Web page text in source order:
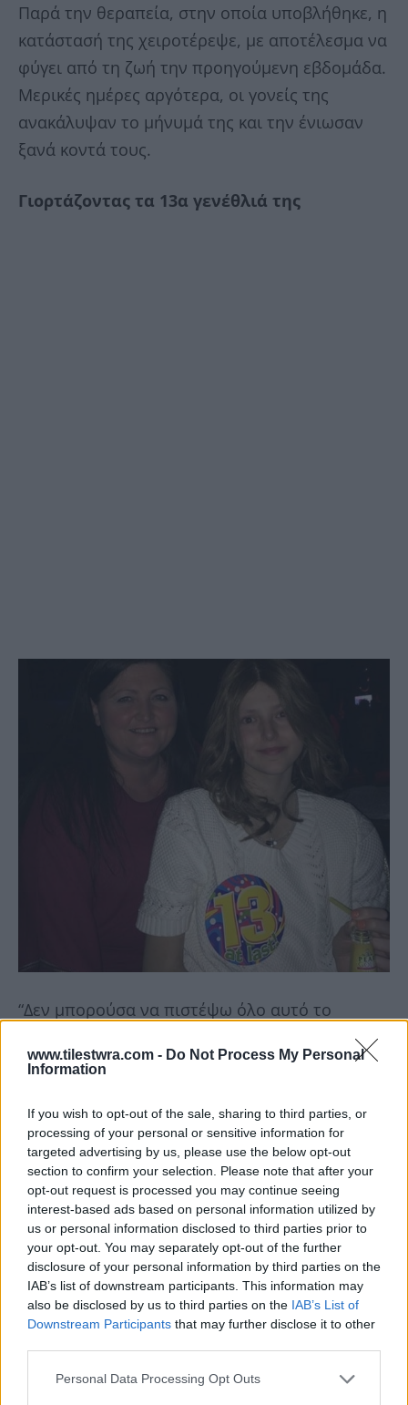
www.tilestwra.com - Do Not Process My Personal
Information
If you wish to opt-out of the sale, sharing to third parties, or
processing of your personal or sensitive information for
targeted advertising by us, please use the below opt-out
section to confirm your selection. Please note that after your
opt-out request is processed you may continue seeing
interest-based ads based on personal information utilized by
us or personal information disclosed to third parties prior to
your opt-out. You may separately opt-out of the further
disclosure of your personal information by third parties on the
IAB’s list of downstream participants. This information may
also be disclosed by us to third parties on the IAB’s List of
Downstream Participants that may further disclose it to other
Personal Data Processing Opt Outs
Παρά την θεραπεία, στην οποία υποβλήθηκε, η
κατάστασή της χειροτέρεψε, με αποτέλεσμα να
φύγει από τη ζωή την προηγούμενη εβδομάδα.
Μερικές ημέρες αργότερα, οι γονείς της
ανακάλυψαν το μήνυμά της και την ένιωσαν
ξανά κοντά τους.
Γιορτάζοντας τα 13α γενέθλιά της
“Δεν μπορούσα να πιστέψω όλο αυτό το
χιλιάδες λέξεις. Ήταν τόσο συγκινητικό”, λέει ο
Ένας άνθρωπος του πνεύματος. Έκανε
πράγματα που εγώ δεν μπορούσα να
καταλάβω. Ήταν τόσο έξυπνη”.